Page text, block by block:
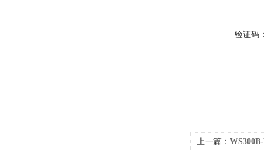
验证码
上一篇：